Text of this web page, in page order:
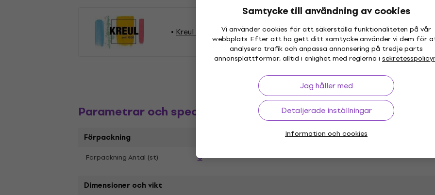
Samtycke till användning av cookies
Vi använder cookies för att säkerställa funktionaliteten på vår
webbplats. Efter att ha gett ditt samtycke använder vi dem för
analysera trafik och anpassa annonsering på tredje parts
annonsplattformar, alltid i enlighet med reglerna i
Jag håller med
Detaljerade inställningar
Information och cookies
Kreul Målning Kreul Konstfärger Kreul Marmoreringsfärger
Parametrar och specifikationer
Förpackning
Förpackning Antal (st) 6
Dimensioner och vikt